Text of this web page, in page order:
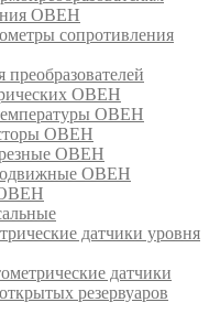
ОВЕН
сопротивления
преобразователей
ОВЕН
ОВЕН
ОВЕН
ОВЕН
ОВЕН
ОВЕН
датчики уровня
датчики
резервуаров